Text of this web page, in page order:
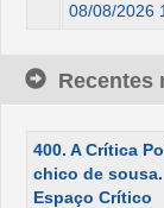
08/08/2026
Recentes
400. A Crítica
chico de sousa.
Espaço Crítico